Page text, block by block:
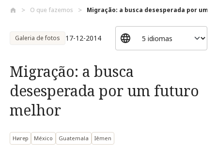
O que fazemos Migração: a busca desesperada por um
Galeria de fotos 17-12-2014
Migração: a busca
desesperada por um futuro
melhor
Нигер México Guatemala Iêmen